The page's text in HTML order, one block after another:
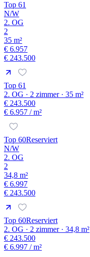
Top 61
N/W
2. OG
2
35 m²
€ 6.957
€ 243.500
Top 61
2. OG · 2 zimmer · 35 m²
€ 243.500
€ 6.957 / m²
Top 60Reserviert
N/W
2. OG
2
34,8 m²
€ 6.997
€ 243.500
Top 60Reserviert
2. OG · 2 zimmer · 34,8 m²
€ 243.500
€ 6.997 / m²